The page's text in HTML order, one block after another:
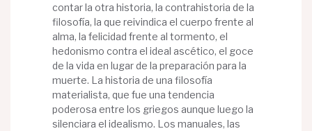
contar la otra historia, la contrahistoria de la
filosofía, la que reivindica el cuerpo frente al
alma, la felicidad frente al tormento, el
hedonismo contra el ideal ascético, el goce
de la vida en lugar de la preparación para la
muerte. La historia de una filosofía
materialista, que fue una tendencia
poderosa entre los griegos aunque luego la
silenciara el idealismo. Los manuales, las